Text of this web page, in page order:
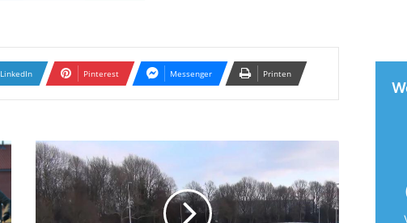
LinkedIn Pinterest Messenger Printen
V
C
P